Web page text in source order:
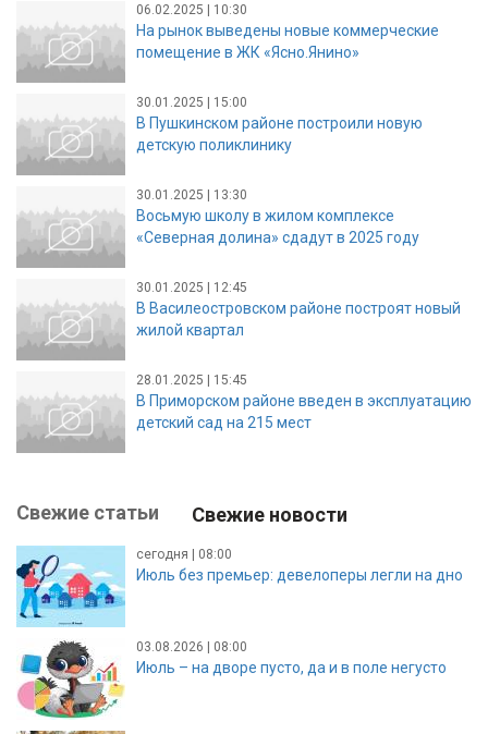
06.02.2025 | 10:30
На рынок выведены новые коммерческие
30.01.2025 | 15:00
В Пушкинском районе построили новую
30.01.2025 | 13:30
Восьмую школу в жилом комплексе
30.01.2025 | 12:45
В Василеостровском районе построят новый
28.01.2025 | 15:45
В Приморском районе введен в эксплуатацию
сегодня | 08:00
03.08.2026 | 08:00